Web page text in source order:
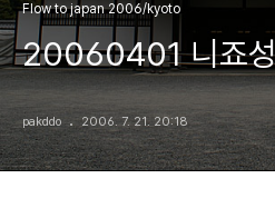
Flow to japan 2006/kyoto
20060401 니죠
pakddo 2006. 7. 21. 20:18